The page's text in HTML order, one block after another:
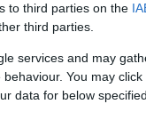
to third parties on the
third parties.
services and may
You may
data for below